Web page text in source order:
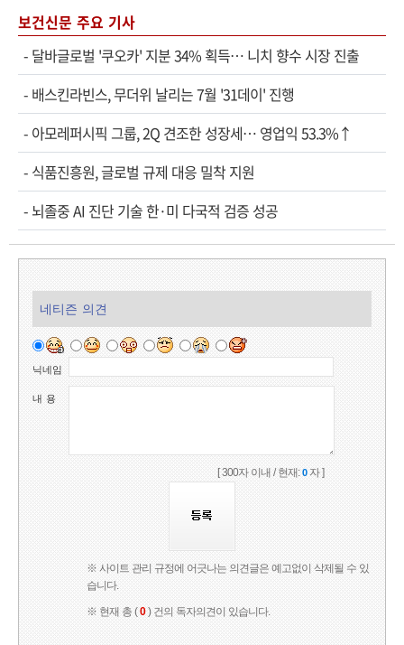
보건신문 주요 기사
- 달바글로벌 '쿠오카' 지분 34% 획득… 니치 향수 시장 진출
- 배스킨라빈스, 무더위 날리는 7월 '31데이' 진행
- 아모레퍼시픽 그룹, 2Q 견조한 성장세… 영업익 53.3%↑
- 식품진흥원, 글로벌 규제 대응 밀착 지원
- 뇌졸중 AI 진단 기술 한·미 다국적 검증 성공
네티즌 의견
닉네임
내 용
[ 300자 이내 / 현재:0자 ]
※ 사이트 관리 규정에 어긋나는 의견글은 예고없이 삭제될 수 있
습니다.
※ 현재 총 (0) 건의 독자의견이 있습니다.